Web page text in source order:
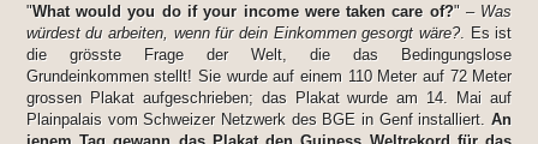
"What would you do if your income were taken care of?" – Was
würdest du arbeiten, wenn für dein Einkommen gesorgt wäre?. Es ist
die grösste Frage der Welt, die das Bedingungslose
Grundeinkommen stellt! Sie wurde auf einem 110 Meter auf 72 Meter
grossen Plakat aufgeschrieben; das Plakat wurde am 14. Mai auf
Plainpalais vom Schweizer Netzwerk des BGE in Genf installiert.An